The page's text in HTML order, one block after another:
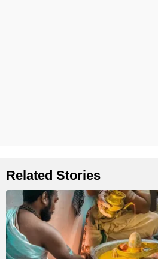
Related Stories